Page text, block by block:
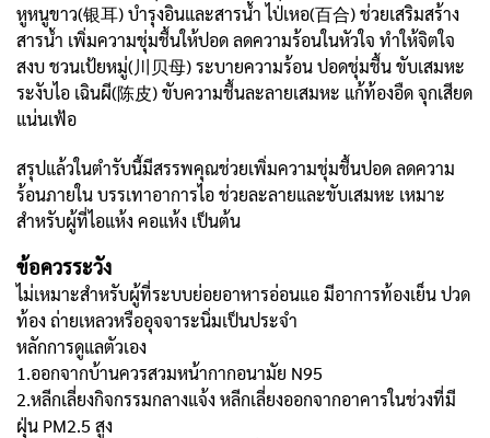
หูหนูขาว(银耳) บำรุงอินและสารน้ำ ไป่เหอ(百合) ช่วยเสริมสร้าง
สารน้ำ เพิ่มความชุ่มชื้นให้ปอด ลดความร้อนในหัวใจ ทำให้จิตใจ
สงบ ชวนเป้ยหมู่(川贝母) ระบายความร้อน ปอดชุ่มชื้น ขับเสมหะ
ระงับไอ เฉินผี(陈皮) ขับความชื้นละลายเสมหะ แก้ท้องอืด จุกเสียด
แน่นเฟ้อ
สรุปแล้วในตำรับนี้มีสรรพคุณช่วยเพิ่มความชุ่มชื้นปอด ลดความ
ร้อนภายใน บรรเทาอาการไอ ช่วยละลายและขับเสมหะ เหมาะ
สำหรับผู้ที่ไอแห้ง คอแห้ง เป็นต้น
ข้อควรระวัง
ไม่เหมาะสำหรับผู้ที่ระบบย่อยอาหารอ่อนแอ มีอาการท้องเย็น ปวด
ท้อง ถ่ายเหลวหรืออุจจาระนิ่มเป็นประจำ
หลักการดูแลตัวเอง
1.ออกจากบ้านควรสวมหน้ากากอนามัย N95
2.หลีกเลี่ยงกิจกรรมกลางแจ้ง หลีกเลี่ยงออกจากอาคารในช่วงที่มี
ฝุ่น PM2.5 สูง